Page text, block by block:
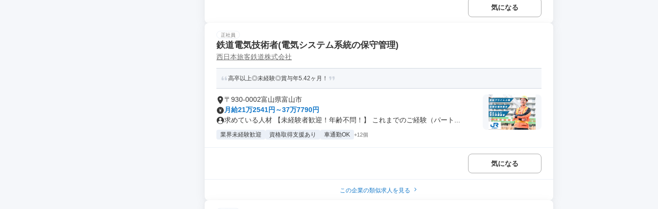
気になる
正社員
鉄道電気技術者(電気システム系統の保守管理)
西日本旅客鉄道株式会社
高卒以上◎未経験◎賞与年5.42ヶ月！
〒930-0002富山県富山市
月給21万2541円～37万7790円
求めている人材 【未経験者歓迎！年齢不問！】 これまでのご経験（パート...
業界未経験歓迎 資格取得支援あり 車通勤OK +12個
気になる
この企業の類似求人を見る